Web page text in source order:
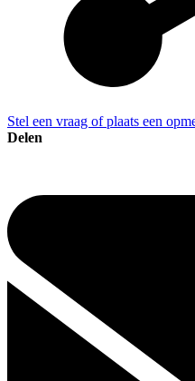
Stel een vraag of plaats een
Delen